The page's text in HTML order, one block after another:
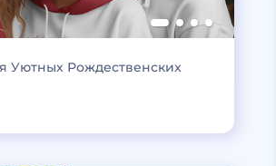
Уютных Рождественских